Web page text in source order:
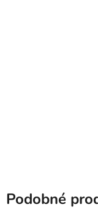
Podobné